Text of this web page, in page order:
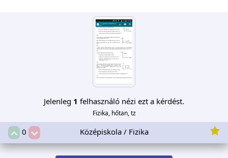
Jelenleg 1 felhasználó nézi ezt a kérdést.
Fizika, hőtan, tz
0 Középiskola / Fizika